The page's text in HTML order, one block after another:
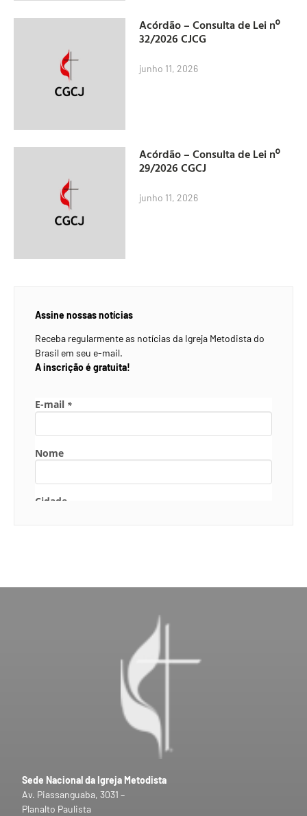
Acórdão – Consulta de Lei nº
32/2026 CJCG
junho 11, 2026
Acórdão – Consulta de Lei nº
29/2026 CGCJ
junho 11, 2026
Assine nossas notícias
Receba regularmente as notícias da Igreja Metodista do
Brasil em seu e-mail.
A inscrição é gratuita!
Sede Nacional da Igreja Metodista
Av. Piassanguaba, 3031 –
Planalto Paulista